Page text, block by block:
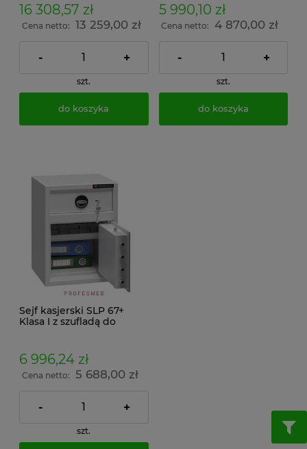
16 308,57 zł
Cena netto: 13 259,00 zł
- +
szt.
do koszyka
5 990,10 zł
Cena netto: 4 870,00 zł
- +
szt.
do koszyka
Sejf kasjerski SLP 67+
Klasa I z szufladą do
6 996,24 zł
Cena netto: 5 688,00 zł
- +
szt.